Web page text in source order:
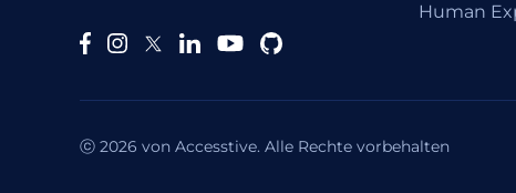
Human
ⓒ 2026 von Accesstive. Alle Rechte vorbehalten